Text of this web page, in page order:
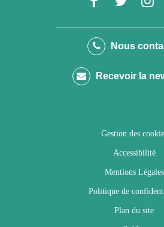
le
Facebook
le
Nous
Recevoir la
Gestion des
Accessibilité
Mentions Légales
Politique de
Plan du site